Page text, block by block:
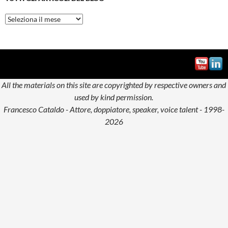
Tutti
gli
All the materials on this site are copyrighted by respective owners and
used by kind permission.
Francesco Cataldo - Attore, doppiatore, speaker, voice talent - 1998-
2026